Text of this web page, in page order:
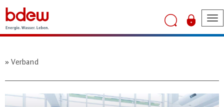
Verband